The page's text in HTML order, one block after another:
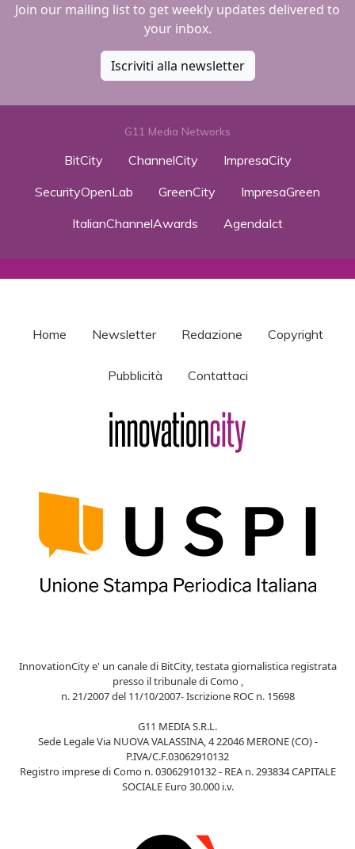
Join our mailing list to get weekly updates delivered to
your inbox.
Iscriviti alla newsletter
G11 Media Networks
BitCity ChannelCity
ImpresaCity
SecurityOpenLab
GreenCity
ImpresaGreen
ItalianChannelAwards
AgendaIct
Home Newsletter Redazione Copyright
Pubblicità Contattaci
InnovationCity e' un canale di BitCity, testata giornalistica registrata
presso il tribunale di Como ,
n. 21/2007 del 11/10/2007- Iscrizione ROC n. 15698
G11 MEDIA S.R.L.
Sede Legale Via NUOVA VALASSINA, 4 22046 MERONE (CO) -
P.IVA/C.F.03062910132
Registro imprese di Como n. 03062910132 - REA n. 293834 CAPITALE
SOCIALE Euro 30.000 i.v.